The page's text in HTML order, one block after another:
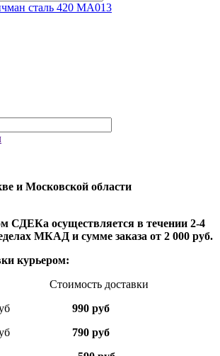
сталь 420 MA013
и Московской области
СДЕКа осуществляется в течении 2-4
МКАД и сумме заказа от 2 000 руб.
курьером:
Стоимость доставки
000 руб
990 руб
000 руб 790 руб